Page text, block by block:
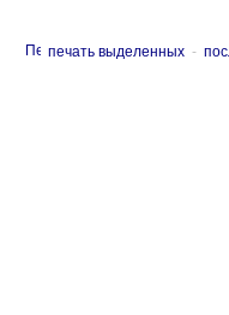
печать выделенных -